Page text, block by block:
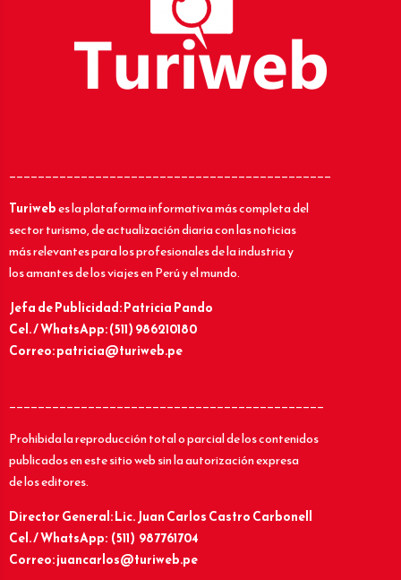
_____________________________________________
Turiwebes la plataforma informativa más completa del
sector turismo, de actualización diaria con las noticias
más relevantes para los profesionales de la industria y
los amantes de los viajes en Perú y el mundo.
Jefa de Publicidad: Patricia Pando
Cel. / WhatsApp: (511) 986210180
Correo: patricia@turiweb.pe
____________________________________________
Prohibida la reproducción total o parcial de los contenidos
publicados en este sitio web sin la autorización expresa
de los editores.
Director General: Lic.Juan Carlos Castro Carbonell
Cel. / WhatsApp: (511) 987761704
Correo: juancarlos@turiweb.pe